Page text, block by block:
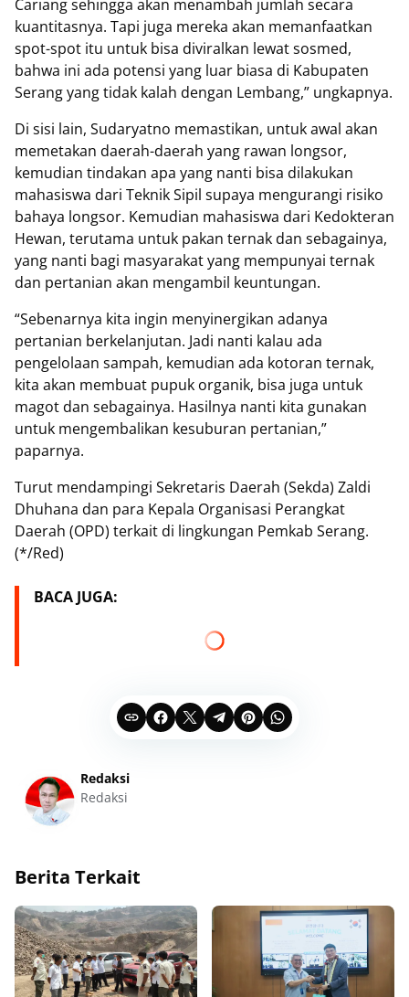
Cariang sehingga akan menambah jumlah secara
kuantitasnya. Tapi juga mereka akan memanfaatkan
spot-spot itu untuk bisa diviralkan lewat sosmed,
bahwa ini ada potensi yang luar biasa di Kabupaten
Serang yang tidak kalah dengan Lembang,” ungkapnya.
Di sisi lain, Sudaryatno memastikan, untuk awal akan
memetakan daerah-daerah yang rawan longsor,
kemudian tindakan apa yang nanti bisa dilakukan
mahasiswa dari Teknik Sipil supaya mengurangi risiko
bahaya longsor. Kemudian mahasiswa dari Kedokteran
Hewan, terutama untuk pakan ternak dan sebagainya,
yang nanti bagi masyarakat yang mempunyai ternak
dan pertanian akan mengambil keuntungan.
“Sebenarnya kita ingin menyinergikan adanya
pertanian berkelanjutan. Jadi nanti kalau ada
pengelolaan sampah, kemudian ada kotoran ternak,
kita akan membuat pupuk organik, bisa juga untuk
magot dan sebagainya. Hasilnya nanti kita gunakan
untuk mengembalikan kesuburan pertanian,”
paparnya.
Turut mendampingi Sekretaris Daerah (Sekda) Zaldi
Dhuhana dan para Kepala Organisasi Perangkat
Daerah (OPD) terkait di lingkungan Pemkab Serang.
(*/Red)
BACA JUGA:
Redaksi
Redaksi
Berita Terkait